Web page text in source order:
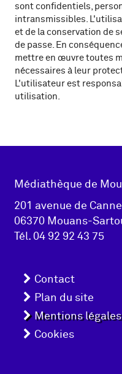
sont confidentiels,
intransmissibles.
et de la conservation de
de passe. En
mettre en œuvre toutes
nécessaires à leur
L'utilisateur est
utilisation.
Adresse
pied de
page
Médiathèque de
201 avenue de
06370 Mouans-
Tél.04 92 92 43 75
Menu
pied
de
page
Contact
Plan du site
Mentions légales
Cookies